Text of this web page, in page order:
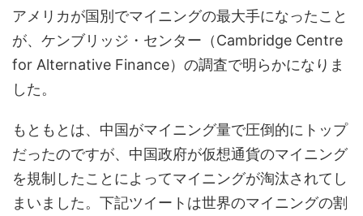
アメリカが国別でマイニングの最大手になったこと
が、ケンブリッジ・センター（Cambridge Centre
for Alternative Finance）の調査で明らかになりま
した。
もともとは、中国がマイニング量で圧倒的にトップ
だったのですが、中国政府が仮想通貨のマイニング
を規制したことによってマイニングが淘汰されてし
まいました。下記ツイートは世界のマイニングの割